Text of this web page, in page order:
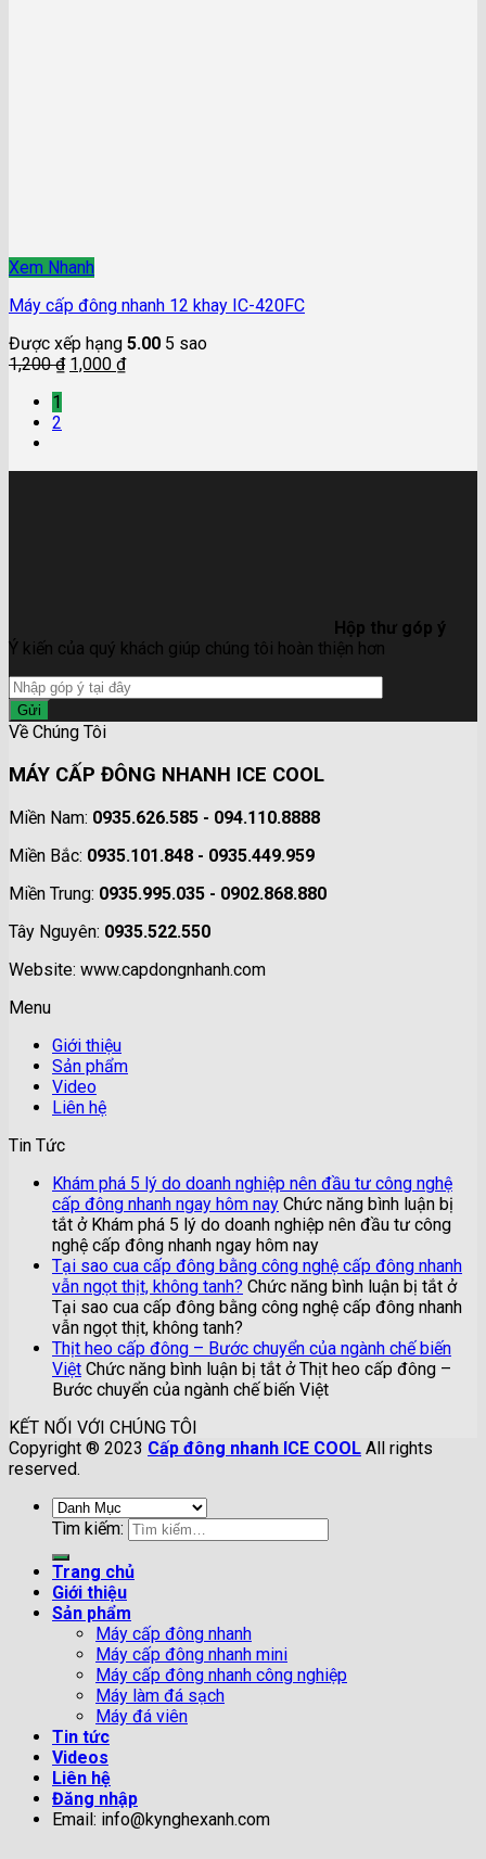
Xem Nhanh
Máy cấp đông nhanh 12 khay IC-420FC
Được xếp hạng 5.00 5 sao
1,200₫ 1,000 ₫
1
2
Hộp thư góp ý
Ý kiến của quý khách giúp chúng tôi hoàn thiện hơn
Về Chúng Tôi
MÁY CẤP ĐÔNG NHANH ICE COOL
Miền Nam: 0935.626.585 - 094.110.8888
Miền Bắc: 0935.101.848 - 0935.449.959
Miền Trung: 0935.995.035 - 0902.868.880
Tây Nguyên: 0935.522.550
Website: www.capdongnhanh.com
Menu
Giới thiệu
Sản phẩm
Video
Liên hệ
Tin Tức
Khám phá 5 lý do doanh nghiệp nên đầu tư công nghệ
cấp đông nhanh ngay hôm nay Chức năng bình luận bị
tắt ở Khám phá 5 lý do doanh nghiệp nên đầu tư công
nghệ cấp đông nhanh ngay hôm nay
Tại sao cua cấp đông bằng công nghệ cấp đông nhanh
vẫn ngọt thịt, không tanh? Chức năng bình luận bị tắt ở
Tại sao cua cấp đông bằng công nghệ cấp đông nhanh
vẫn ngọt thịt, không tanh?
Thịt heo cấp đông – Bước chuyển của ngành chế biến
Việt Chức năng bình luận bị tắt ở Thịt heo cấp đông –
Bước chuyển của ngành chế biến Việt
KẾT NỐI VỚI CHÚNG TÔI
Copyright ® 2023 Cấp đông nhanh ICE COOL All rights
reserved.
Tìm kiếm:
Trang chủ
Giới thiệu
Sản phẩm
Máy cấp đông nhanh
Máy cấp đông nhanh mini
Máy cấp đông nhanh công nghiệp
Máy làm đá sạch
Máy đá viên
Tin tức
Videos
Liên hệ
Đăng nhập
Email: info@kynghexanh.com